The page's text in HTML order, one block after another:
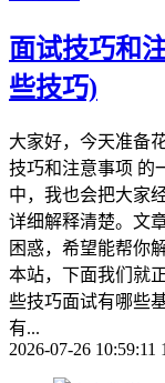
面试技巧和
些技巧)
大家好，今天准备
技巧和注意事项 的
中，我也会把大家
详细解释清楚。文
困惑，希望能帮你
本站，下面我们就
些技巧面试有哪些
有...
2026-07-26 10:59:11